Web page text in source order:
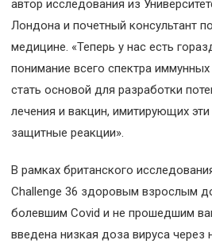
автор исследования из
Лондона и почетный консультант
медицине. «Теперь у нас есть
понимание всего спектра
стать основой для разработки
лечения и вакцин, имитирующих эти
защитные реакции».
В рамках британского
Challenge 36 здоровым взрослым
болевшим Covid и не прошедшим
введена низкая доза вируса через